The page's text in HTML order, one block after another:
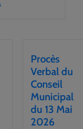
Procès
Verbal du
Conseil
Municipal
du 13 Mai
2026